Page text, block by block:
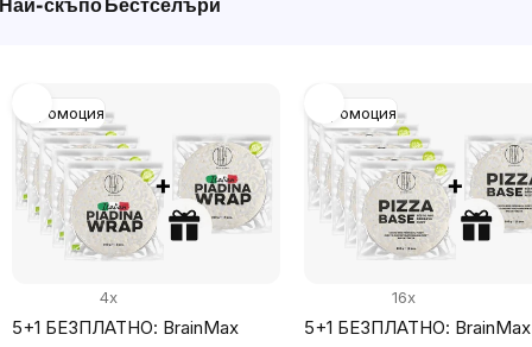
Най-скъпо Бестселъри
Промоция
5+1 БЕЗПЛАТНО: BrainMax
4x
Промоция
5+1 БЕЗПЛАТНО: BrainMax
16x